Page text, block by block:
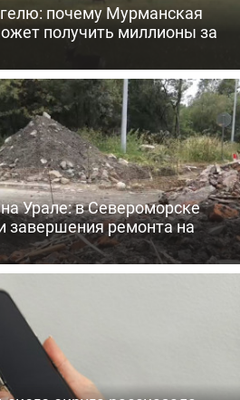
почему Мурманская
получить миллионы за
Урале: в Североморске
завершения ремонта на